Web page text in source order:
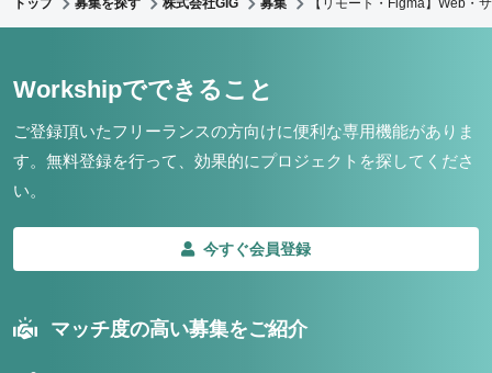
トップ 募集を探す 株式会社GIG 募集 【リモート・Figma】Web・
Workshipでできること
ご登録頂いたフリーランスの方向けに便利な専用機能がありま
す。 無料登録を行って、効果的にプロジェクトを探してくださ
い。
今すぐ会員登録
マッチ度の高い募集をご紹介